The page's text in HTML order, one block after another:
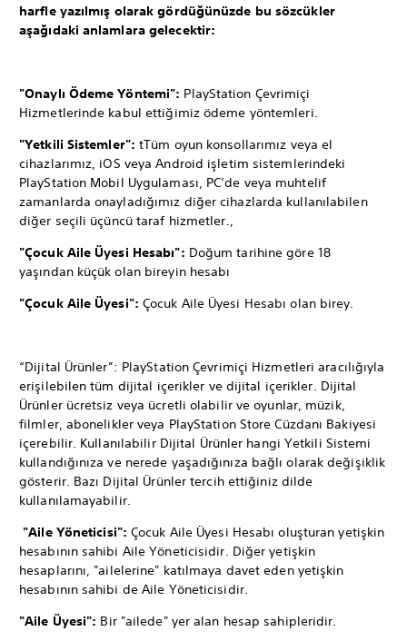
harfle yazılmış olarak gördüğünüzde bu sözcükler
aşağıdaki anlamlara gelecektir:
"Onaylı Ödeme Yöntemi": PlayStation Çevrimiçi
Hizmetlerinde kabul ettiğimiz ödeme yöntemleri.
"Yetkili Sistemler": tTüm oyun konsollarımız veya el
cihazlarımız, iOS veya Android işletim sistemlerindeki
PlayStation Mobil Uygulaması, PC’de veya muhtelif
zamanlarda onayladığımız diğer cihazlarda kullanılabilen
diğer seçili üçüncü taraf hizmetler.,
"Çocuk Aile Üyesi Hesabı": Doğum tarihine göre 18
yaşından küçük olan bireyin hesabı
"Çocuk Aile Üyesi": Çocuk Aile Üyesi Hesabı olan birey.
“Dijital Ürünler”: PlayStation Çevrimiçi Hizmetleri aracılığıyla
erişilebilen tüm dijital içerikler ve dijital içerikler. Dijital
Ürünler ücretsiz veya ücretli olabilir ve oyunlar, müzik,
filmler, abonelikler veya PlayStation Store Cüzdanı Bakiyesi
içerebilir. Kullanılabilir Dijital Ürünler hangi Yetkili Sistemi
kullandığınıza ve nerede yaşadığınıza bağlı olarak değişiklik
gösterir. Bazı Dijital Ürünler tercih ettiğiniz dilde
kullanılamayabilir.
"Aile Yöneticisi":Çocuk Aile Üyesi Hesabı oluşturan yetişkin
hesabının sahibi Aile Yöneticisidir. Diğer yetişkin
hesaplarını, "ailelerine" katılmaya davet eden yetişkin
hesabının sahibi de Aile Yöneticisidir.
"Aile Üyesi": Bir "ailede" yer alan hesap sahipleridir.